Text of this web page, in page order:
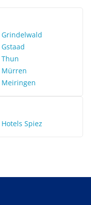
Grindelwald
Gstaad
Thun
Mürren
Meiringen
Hotels Spiez